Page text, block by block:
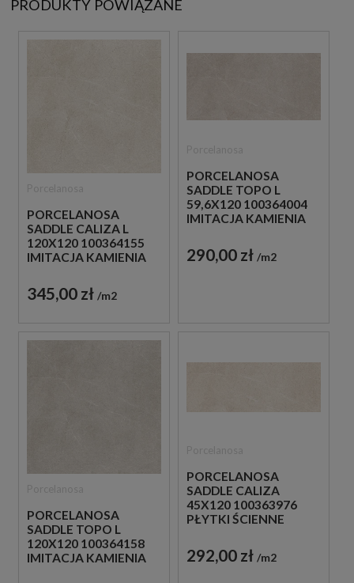
PRODUKTY POWIĄZANE
PORCELANOSA
SADDLE CALIZA L
120X120 100364155
IMITACJA KAMIENIA
345,00 zł m2
PORCELANOSA
SADDLE TOPO L
59,6X120 100364004
IMITACJA KAMIENIA
290,00 zł m2
PORCELANOSA
SADDLE TOPO L
120X120 100364158
IMITACJA KAMIENIA
PORCELANOSA
SADDLE CALIZA
45X120 100363976
PŁYTKI ŚCIENNE
292,00 zł m2